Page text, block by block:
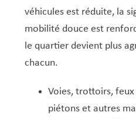
Service écologique –
Subsides et aides en
Vélo
Zones 20 & 30
Réserve naturelle Haard
Sentier narratif
Vergers publics
Service logement
Pacte Logement 2.0
PAG (Plan
Existants »)
PAP NQ (Plan
véhicules est réduite, la
mobilité douce est
le quartier devient plus
chacun.
Voies, trottoirs, feux
piétons et autres